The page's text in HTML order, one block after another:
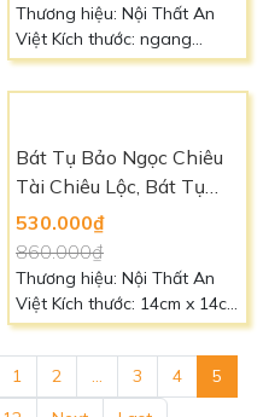
Thương hiệu: Nội Thất An
Việt Kích thước: ngang
16cm, cao 22cm Chất liệu:
Bột Đá cao cấp Màu sắc:
Bát Tụ Bảo Ngọc Chiêu
Tài Chiêu Lộc, Bát Tụ
Bảo phong thuỷ - Cao
18cm - BTB2301
530.000₫
860.000₫
Thương hiệu: Nội Thất An
Việt Kích thước: 14cm x 14cm
x 18cm Chất liệu: Nhựa cao
cấp Màu sắc: Đỏ Liên hệ:
0966 88 39 49 để biết thêm
chi tiết
1 2 3 4
5